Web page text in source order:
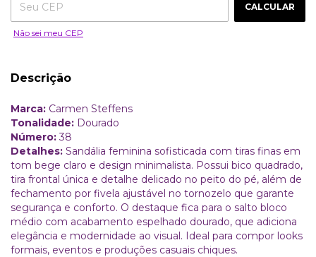
CALCULAR
Não sei meu CEP
Descrição
Marca: Carmen Steffens
Tonalidade: Dourado
Número:38
Detalhes: Sandália feminina sofisticada com tiras finas em
tom bege claro e design minimalista. Possui bico quadrado,
tira frontal única e detalhe delicado no peito do pé, além de
fechamento por fivela ajustável no tornozelo que garante
segurança e conforto. O destaque fica para o salto bloco
médio com acabamento espelhado dourado, que adiciona
elegância e modernidade ao visual. Ideal para compor looks
formais, eventos e produções casuais chiques.